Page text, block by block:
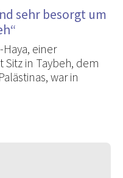
sehr besorgt um
einer
in Taybeh, dem
war in